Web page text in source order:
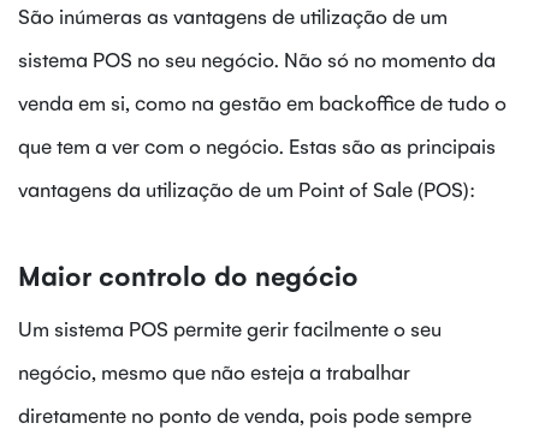
São inúmeras as vantagens de utilização de um
sistema POS no seu negócio. Não só no momento da
venda em si, como na gestão em backoffice de tudo o
que tem a ver com o negócio. Estas são as principais
vantagens da utilização de um Point of Sale (POS):
Maior controlo do negócio
Um sistema POS permite gerir facilmente o seu
negócio, mesmo que não esteja a trabalhar
diretamente no ponto de venda, pois pode sempre